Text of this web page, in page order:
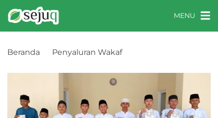
MENU
Beranda
Penyaluran Wakaf